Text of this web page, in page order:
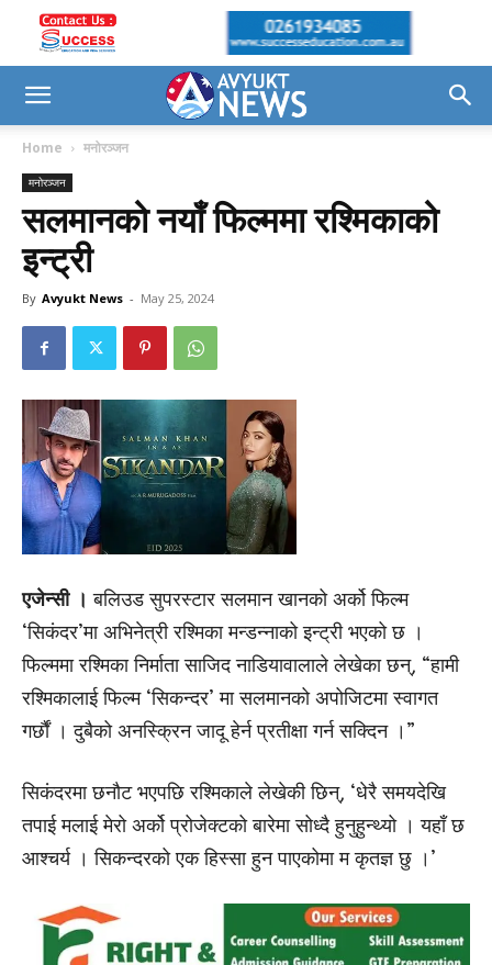
Home मनोरञ्जन
मनोरञ्जन
सलमानको नयाँ फिल्ममा रश्मिकाको
इन्ट्री
By Avyukt News - May 25, 2024
एजेन्सी । बलिउड सुपरस्टार सलमान खानको अर्को फिल्म
‘सिकंदर’मा अभिनेत्री रश्मिका मन्डन्नाको इन्ट्री भएको छ ।
फिल्ममा रश्मिका निर्माता साजिद नाडियावालाले लेखेका छन्, “हामी
रश्मिकालाई फिल्म ‘सिकन्दर’ मा सलमानको अपोजिटमा स्वागत
गर्छौं । दुबैको अनस्क्रिन जादू हेर्न प्रतीक्षा गर्न सक्दिन ।”
सिकंदरमा छनौट भएपछि रश्मिकाले लेखेकी छिन्, ‘धेरै समयदेखि
तपाई मलाई मेरो अर्को प्रोजेक्टको बारेमा सोध्दै हुनुहुन्थ्यो । यहाँ छ
आश्चर्य । सिकन्दरको एक हिस्सा हुन पाएकोमा म कृतज्ञ छु ।’